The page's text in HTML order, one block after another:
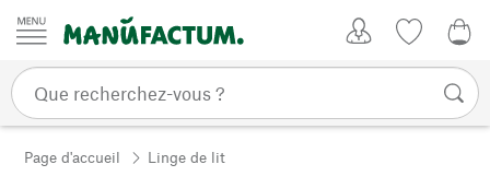
Passer au contenu
Page d'accueil Linge de lit